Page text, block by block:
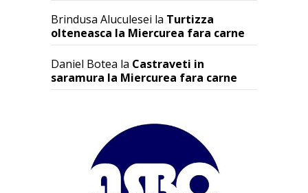
Brindusa Aluculesei la Turtizza
olteneasca la Miercurea fara carne
Daniel Botea la Castraveti in
saramura la Miercurea fara carne